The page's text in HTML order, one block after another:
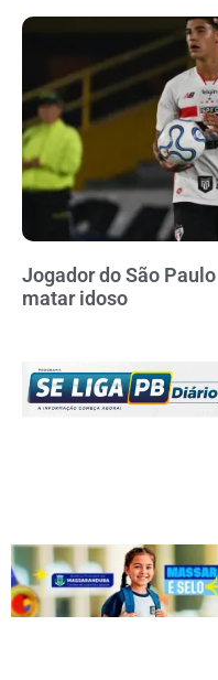
Jogador do São
matar idoso